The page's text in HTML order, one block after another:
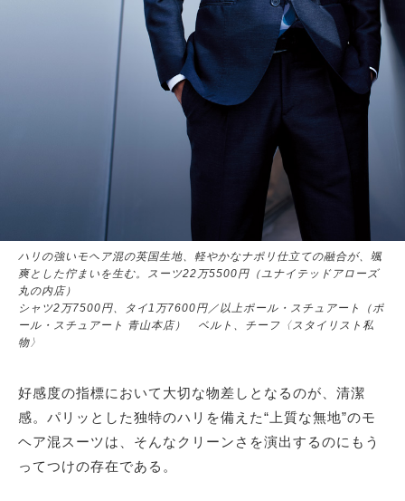
ハリの強いモヘア混の英国生地、軽やかなナポリ仕立ての融合が、颯
爽とした佇まいを生む。スーツ22万5500円（ユナイテッドアローズ
丸の内店）
シャツ2万7500円、タイ1万7600円／以上ポール・スチュアート（ポ
ール・スチュアート 青山本店） ベルト、チーフ〈スタイリスト私
物〉
好感度の指標において大切な物差しとなるのが、清潔
感。パリッとした独特のハリを備えた“上質な無地”のモ
ヘア混スーツは、そんなクリーンさを演出するのにもう
ってつけの存在である。